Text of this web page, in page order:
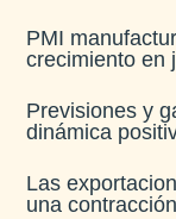
PMI
crecimiento en
Previsiones y
dinámica
Las
una